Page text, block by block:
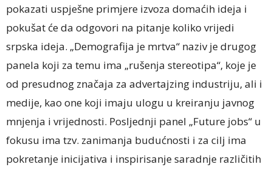
pokazati uspješne primjere izvoza domaćih ideja i
pokušat će da odgovori na pitanje koliko vrijedi
srpska ideja. „Demografija je mrtva“ naziv je drugog
panela koji za temu ima „rušenja stereotipa“, koje je
od presudnog značaja za advertajzing industriju, ali i
medije, kao one koji imaju ulogu u kreiranju javnog
mnjenja i vrijednosti. Posljednji panel „Future jobs“ u
fokusu ima tzv. zanimanja budućnosti i za cilj ima
pokretanje inicijativa i inspirisanje saradnje različitih